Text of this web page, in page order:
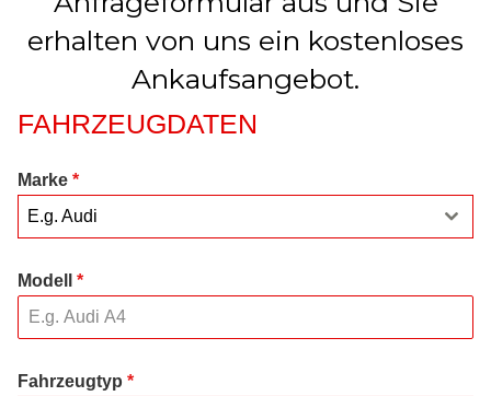
erhalten von uns ein kostenloses
Ankaufsangebot.
FAHRZEUGDATEN
Marke *
E.g. Audi
Modell *
Fahrzeugtyp *